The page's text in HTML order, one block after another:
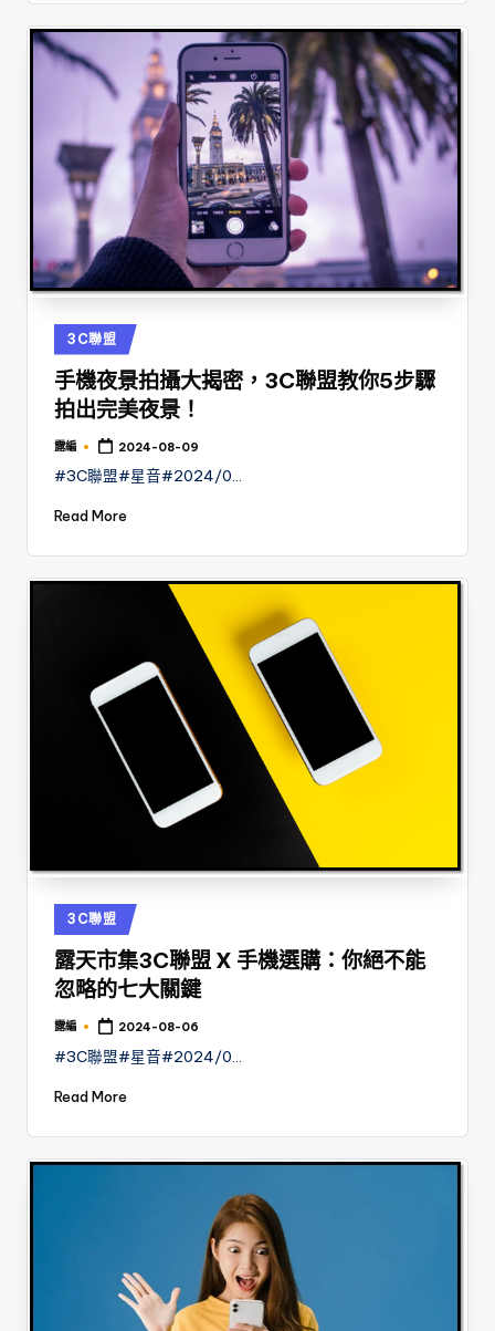
Posted
in
3C聯盟
手機夜景拍攝大揭密，3C聯盟教你5步驟
拍出完美夜景！
Posted
露編 2024-08-09
#3C聯盟#星音#2024/0…
Read More
Posted
in
3C聯盟
露天市集3C聯盟 X 手機選購：你絕不能
忽略的七大關鍵
Posted
露編 2024-08-06
#3C聯盟#星音#2024/0…
Read More